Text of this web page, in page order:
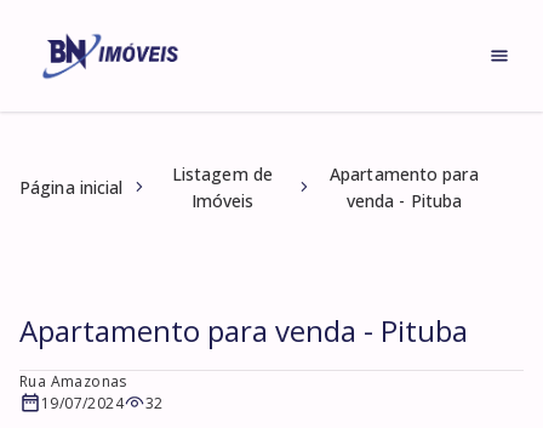
Página inicial
Listagem de
Imóveis
Apartamento para
venda - Pituba
Apartamento para venda - Pituba
Rua Amazonas
19/07/2024
32